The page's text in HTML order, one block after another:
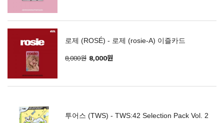
로제 (ROSÉ) - 로제 (rosie-A) 이즐카드
8,000원 8,000원
투어스 (TWS) - TWS:42 Selection Pack Vol. 2